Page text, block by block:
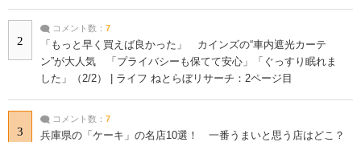
2
コメント数： 7
「もっと早く買えば良かった」 カインズの“車内遮光カーテ
ン”が大人気 「プライバシーも保てて安心」「ぐっすり眠れま
した」（2/2） | ライフ ねとらぼリサーチ：2ページ目
3
コメント数： 7
兵庫県の「ケーキ」の名店10選！ 一番うまいと思う店はどこ？